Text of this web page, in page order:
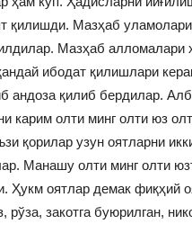
қилишди. Мазҳаб
Мазҳаб алломалари
ибодат қилишлари
андоза қилиб бердилар.
карим олти минг олти юз
қорилар узун оятларни
Манашу олти минг олти
Ҳукм оятлар демак фиқҳий
рўза, закотга буюрилган,